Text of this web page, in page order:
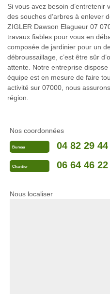
Si vous avez besoin
des souches d’arbres à enlever
ZIGLER Dawson Elagueur 07
travaux fiables pour vous en
composée de jardinier pour un
débroussaillage, c’est être sûr
attente. Notre entreprise dispose
équipe est en mesure de faire
activité sur 07000, nous
région.
Nos coordonnées
Bureau 04 82 29 44
Chantier 06 64 46 22
Nous localiser